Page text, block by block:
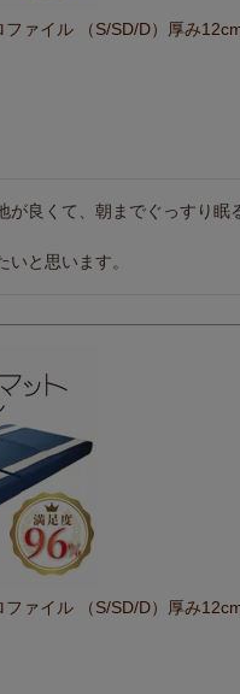
ファイル （S/SD/D）厚み
が良くて、朝までぐっすり眠
ファイル （S/SD/D）厚み